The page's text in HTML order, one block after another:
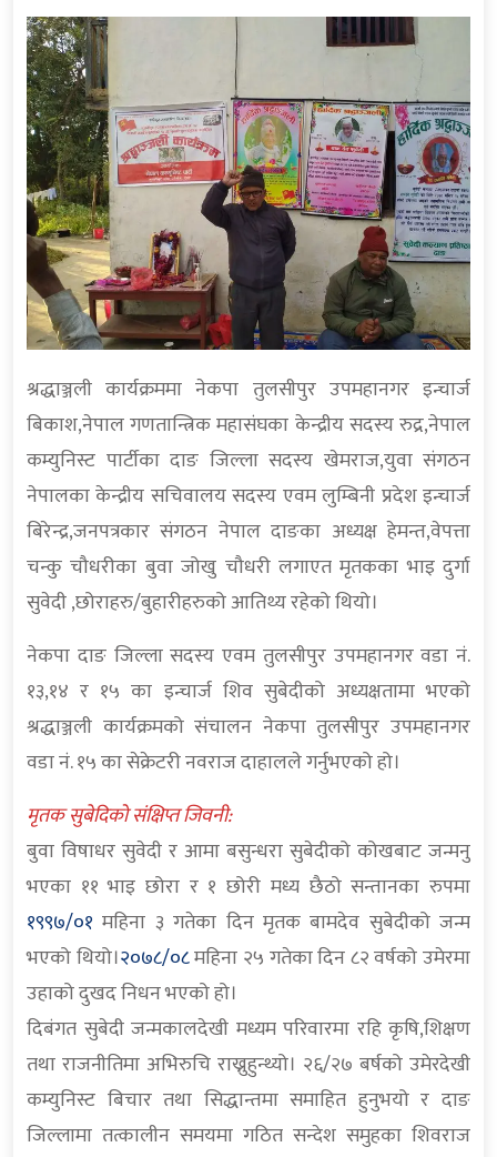
श्रद्धाञ्जली कार्यक्रममा नेकपा तुलसीपुर उपमहानगर इन्चार्ज
बिकाश,नेपाल गणतान्त्रिक महासंघका केन्द्रीय सदस्य रुद्र,नेपाल
कम्युनिस्ट पार्टीका दाङ जिल्ला सदस्य खेमराज,युवा संगठन
नेपालका केन्द्रीय सचिवालय सदस्य एवम लुम्बिनी प्रदेश इन्चार्ज
बिरेन्द्र,जनपत्रकार संगठन नेपाल दाङका अध्यक्ष हेमन्त,वेपत्ता
चन्कु चौधरीका बुवा जोखु चौधरी लगाएत मृतकका भाइ दुर्गा
सुवेदी ,छोराहरु/बुहारीहरुको आतिथ्य रहेको थियो।
नेकपा दाङ जिल्ला सदस्य एवम तुलसीपुर उपमहानगर वडा नं.
१३,१४ र १५ का इन्चार्ज शिव सुबेदीको अध्यक्षतामा भएको
श्रद्धाञ्जली कार्यक्रमको संचालन नेकपा तुलसीपुर उपमहानगर
वडा नं. १५ का सेक्रेटरी नवराज दाहालले गर्नुभएको हो।
मृतक सुबेदिको संक्षिप्त जिवनी:
बुवा विषाधर सुवेदी र आमा बसुन्धरा सुबेदीको कोखबाट जन्मनु
भएका ११ भाइ छोरा र १ छोरी मध्य छैठो सन्तानका रुपमा
१९९७/०१ महिना ३ गतेका दिन मृतक बामदेव सुबेदीको जन्म
भएको थियो।२०७८/०८महिना २५ गतेका दिन ८२ वर्षको उमेरमा
उहाको दुखद निधन भएको हो।
दिबंगत सुबेदी जन्मकालदेखी मध्यम परिवारमा रहि कृषि,शिक्षण
तथा राजनीतिमा अभिरुचि राख्नुहुन्थ्यो। २६/२७ बर्षको उमेरदेखी
कम्युनिस्ट बिचार तथा सिद्धान्तमा समाहित हुनुभयो र दाङ
जिल्लामा तत्कालीन समयमा गठित सन्देश समुहका शिवराज